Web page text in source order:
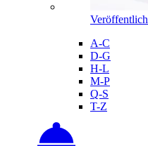
A-C
D-G
H-L
M-P
Q-S
T-Z